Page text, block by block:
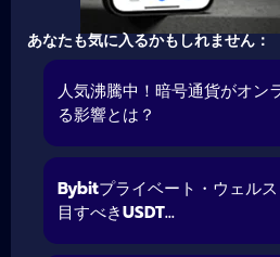
あなたも気に入るかもしれません：
人気沸騰中！暗号通貨がオン
る影響とは？
Bybitプライベート・ウェル
目すべきUSDT...